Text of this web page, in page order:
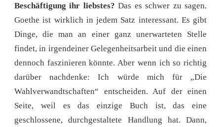
Beschäftigung ihr liebstes? Das es schwer zu sagen.
Goethe ist wirklich in jedem Satz interessant. Es gibt
Dinge, die man an einer ganz unerwarteten Stelle
findet, in irgendeiner Gelegenheitsarbeit und die einen
dennoch faszinieren könnte. Aber wenn ich so richtig
darüber nachdenke: Ich würde mich für „Die
Wahlverwandtschaften“ entscheiden. Auf der einen
Seite, weil es das einzige Buch ist, das eine
geschlossene, durchgestaltete Handlung hat. Dann,